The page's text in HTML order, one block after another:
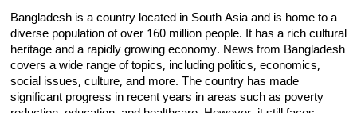
Bangladesh is a country located in South Asia and is home to a
diverse population of over 160 million people. It has a rich cultural
heritage and a rapidly growing economy. News from Bangladesh
covers a wide range of topics, including politics, economics,
social issues, culture, and more. The country has made
significant progress in recent years in areas such as poverty